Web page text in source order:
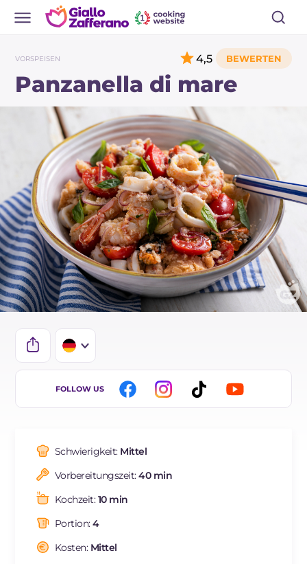
VORSPEISEN
Panzanella di mare
4,5
IT
ES
BR
NL
FOLLOW US
Schwierigkeit: Mittel
Vorbereitungszeit:40 min
Kochzeit:10 min
Portion:4
Kosten: Mittel